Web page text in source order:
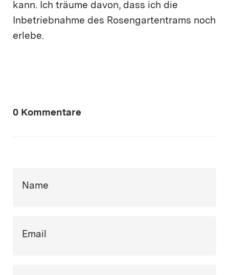
kann. Ich träume davon, dass ich die
Inbetriebnahme des Rosengartentrams noch
erlebe.
0 Kommentare
Name
Email